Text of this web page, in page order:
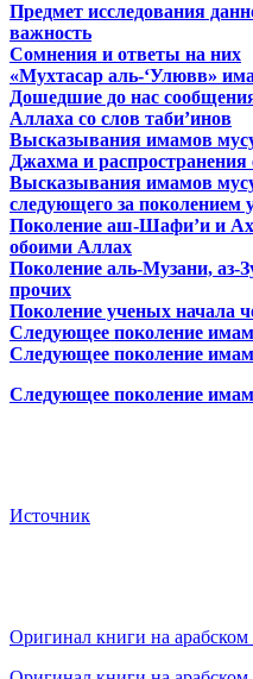
Предмет исследования
важность
Сомнения и ответы на них
«Мухтасар аль-‘Улювв»
Дошедшие до нас
Аллаха со слов таби’инов
Высказывания имамов
Джахма и распространения
Высказывания имамов
следующего за
Поколение аш-Шафи’и и
обоими Аллах
Поколение аль-Музани, аз-
прочих
Поколение ученых начала
Следующее поколение
Следующее поколение
Следующее поколение
Источник
Оригинал книги на арабском